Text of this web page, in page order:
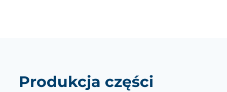
Produkcja części